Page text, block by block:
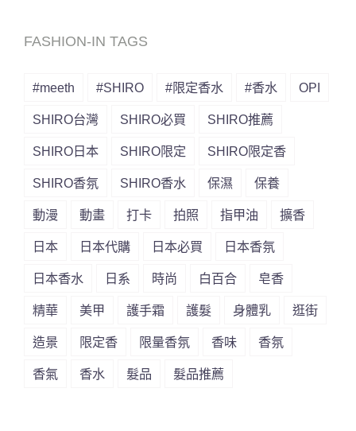
FASHION-IN TAGS
#meeth #SHIRO #限定香水 #香水 OPI
SHIRO台灣 SHIRO必買 SHIRO推薦
SHIRO日本 SHIRO限定 SHIRO限定香
SHIRO香氛 SHIRO香水 保濕 保養
動漫 動畫 打卡 拍照 指甲油 擴香
日本 日本代購 日本必買 日本香氛
日本香水 日系 時尚 白百合 皂香
精華 美甲 護手霜 護髮 身體乳 逛街
造景 限定香 限量香氛 香味 香氛
香氣 香水 髮品 髮品推薦